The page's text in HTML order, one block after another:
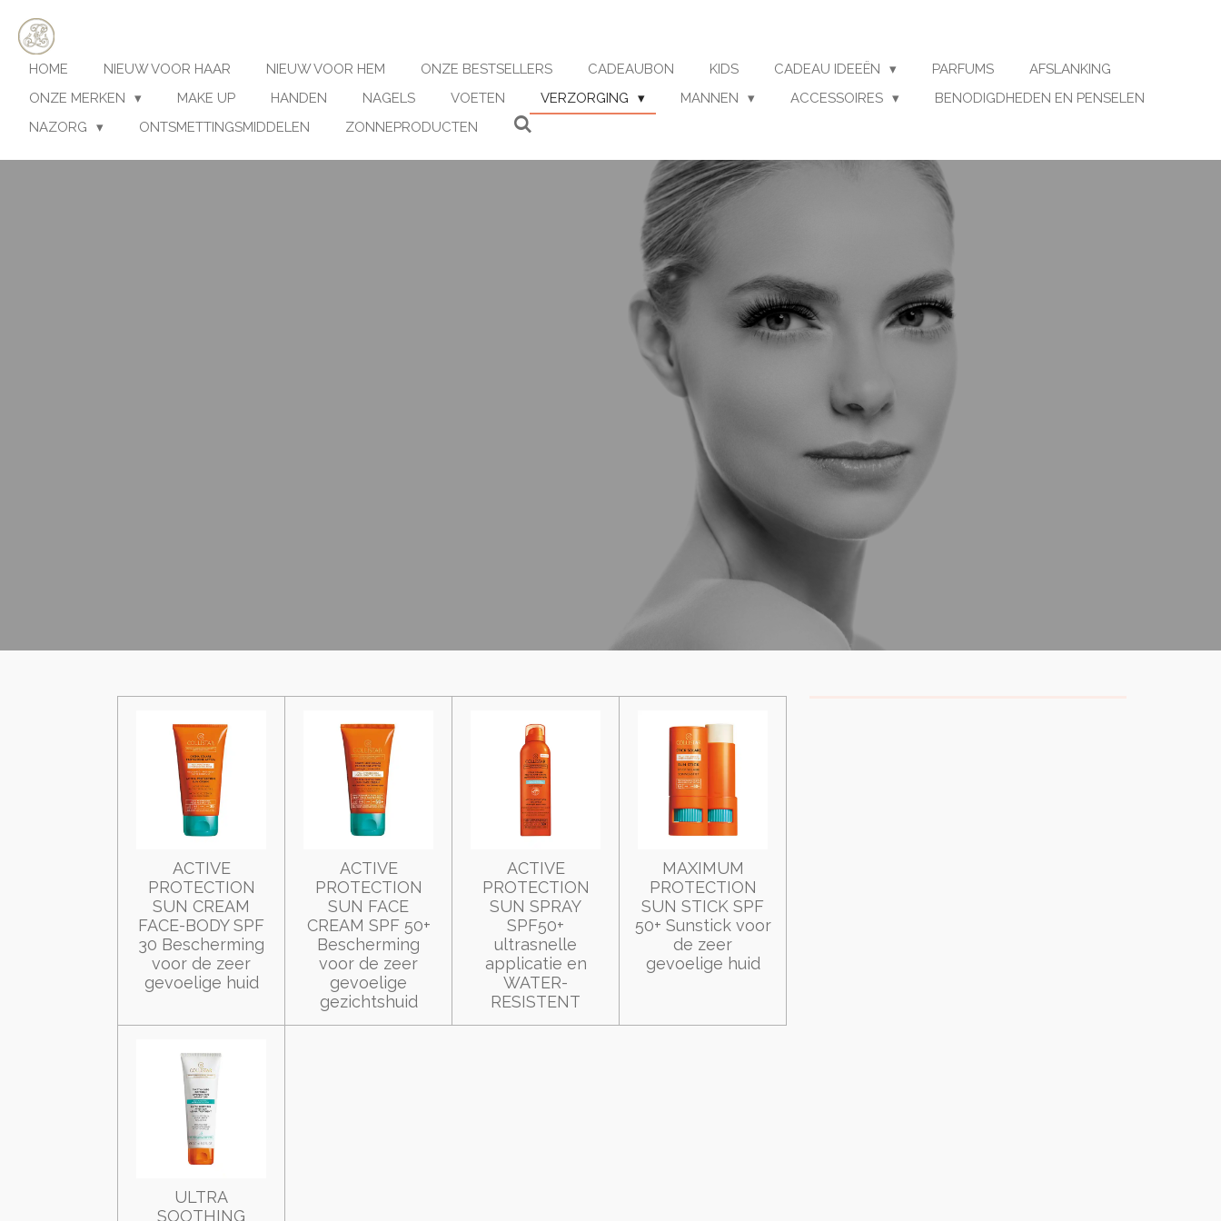
Ga
direct
naar
hoofdinhoud
HOME NIEUW VOOR HAAR NIEUW VOOR HEM ONZE BESTSELLERS CADEAUBON KIDS CADEAU IDEEËN PARFUMS
AFSLANKING
ONZE MERKEN
MAKE UP HANDEN NAGELS VOETEN VERZORGING MANNEN ACCESSOIRES
BENODIGDHEDEN EN PENSELEN
NAZORG
ONTSMETTINGSMIDDELEN ZONNEPRODUCTEN
ACTIVE
PROTECTION
SUN CREAM
FACE-BODY SPF
30 Bescherming
voor de zeer
gevoelige huid
ACTIVE
PROTECTION
SUN FACE
CREAM SPF 50+
Bescherming
voor de zeer
gevoelige
gezichtshuid
ACTIVE
PROTECTION
SUN SPRAY
SPF50+
ultrasnelle
applicatie en
WATER-
RESISTENT
MAXIMUM
PROTECTION
SUN STICK SPF
50+ Sunstick voor
de zeer
gevoelige huid
ULTRA
SOOTHING